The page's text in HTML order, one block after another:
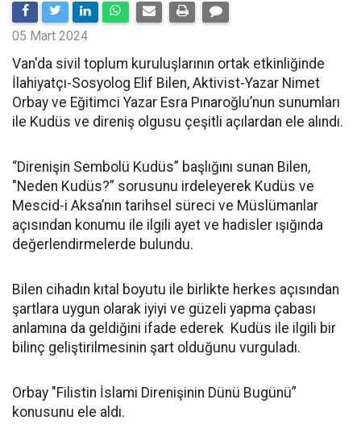
05 Mart 2024
Van'da sivil toplum kuruluşlarının ortak etkinliğinde
İlahiyatçı-Sosyolog Elif Bilen, Aktivist-Yazar Nimet
Orbay ve Eğitimci Yazar Esra Pınaroğlu’nun sunumları
ile Kudüs ve direniş olgusu çeşitli açılardan ele alındı.
“Direnişin Sembolü Kudüs” başlığını sunan Bilen,
"Neden Kudüs?” sorusunu irdeleyerek Kudüs ve
Mescid-i Aksa’nın tarihsel süreci ve Müslümanlar
açısından konumu ile ilgili ayet ve hadisler ışığında
değerlendirmelerde bulundu.
Bilen cihadın kıtal boyutu ile birlikte herkes açısından
şartlara uygun olarak iyiyi ve güzeli yapma çabası
anlamına da geldiğini ifade ederek Kudüs ile ilgili bir
bilinç geliştirilmesinin şart olduğunu vurguladı.
Orbay "Filistin İslami Direnişinin Dünü Bugünü”
konusunu ele aldı.